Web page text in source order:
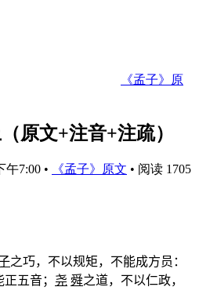
《孟子》原
原文+注音+注疏）
午7:00 • 《孟子》原文 • 阅读 1705
之巧，不以规矩，不能成方员：
五音； 尧 舜之道，不以仁政，